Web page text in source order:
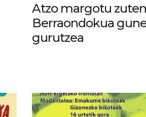
Atzo margotu zuten
Berraondokua
gurutzea